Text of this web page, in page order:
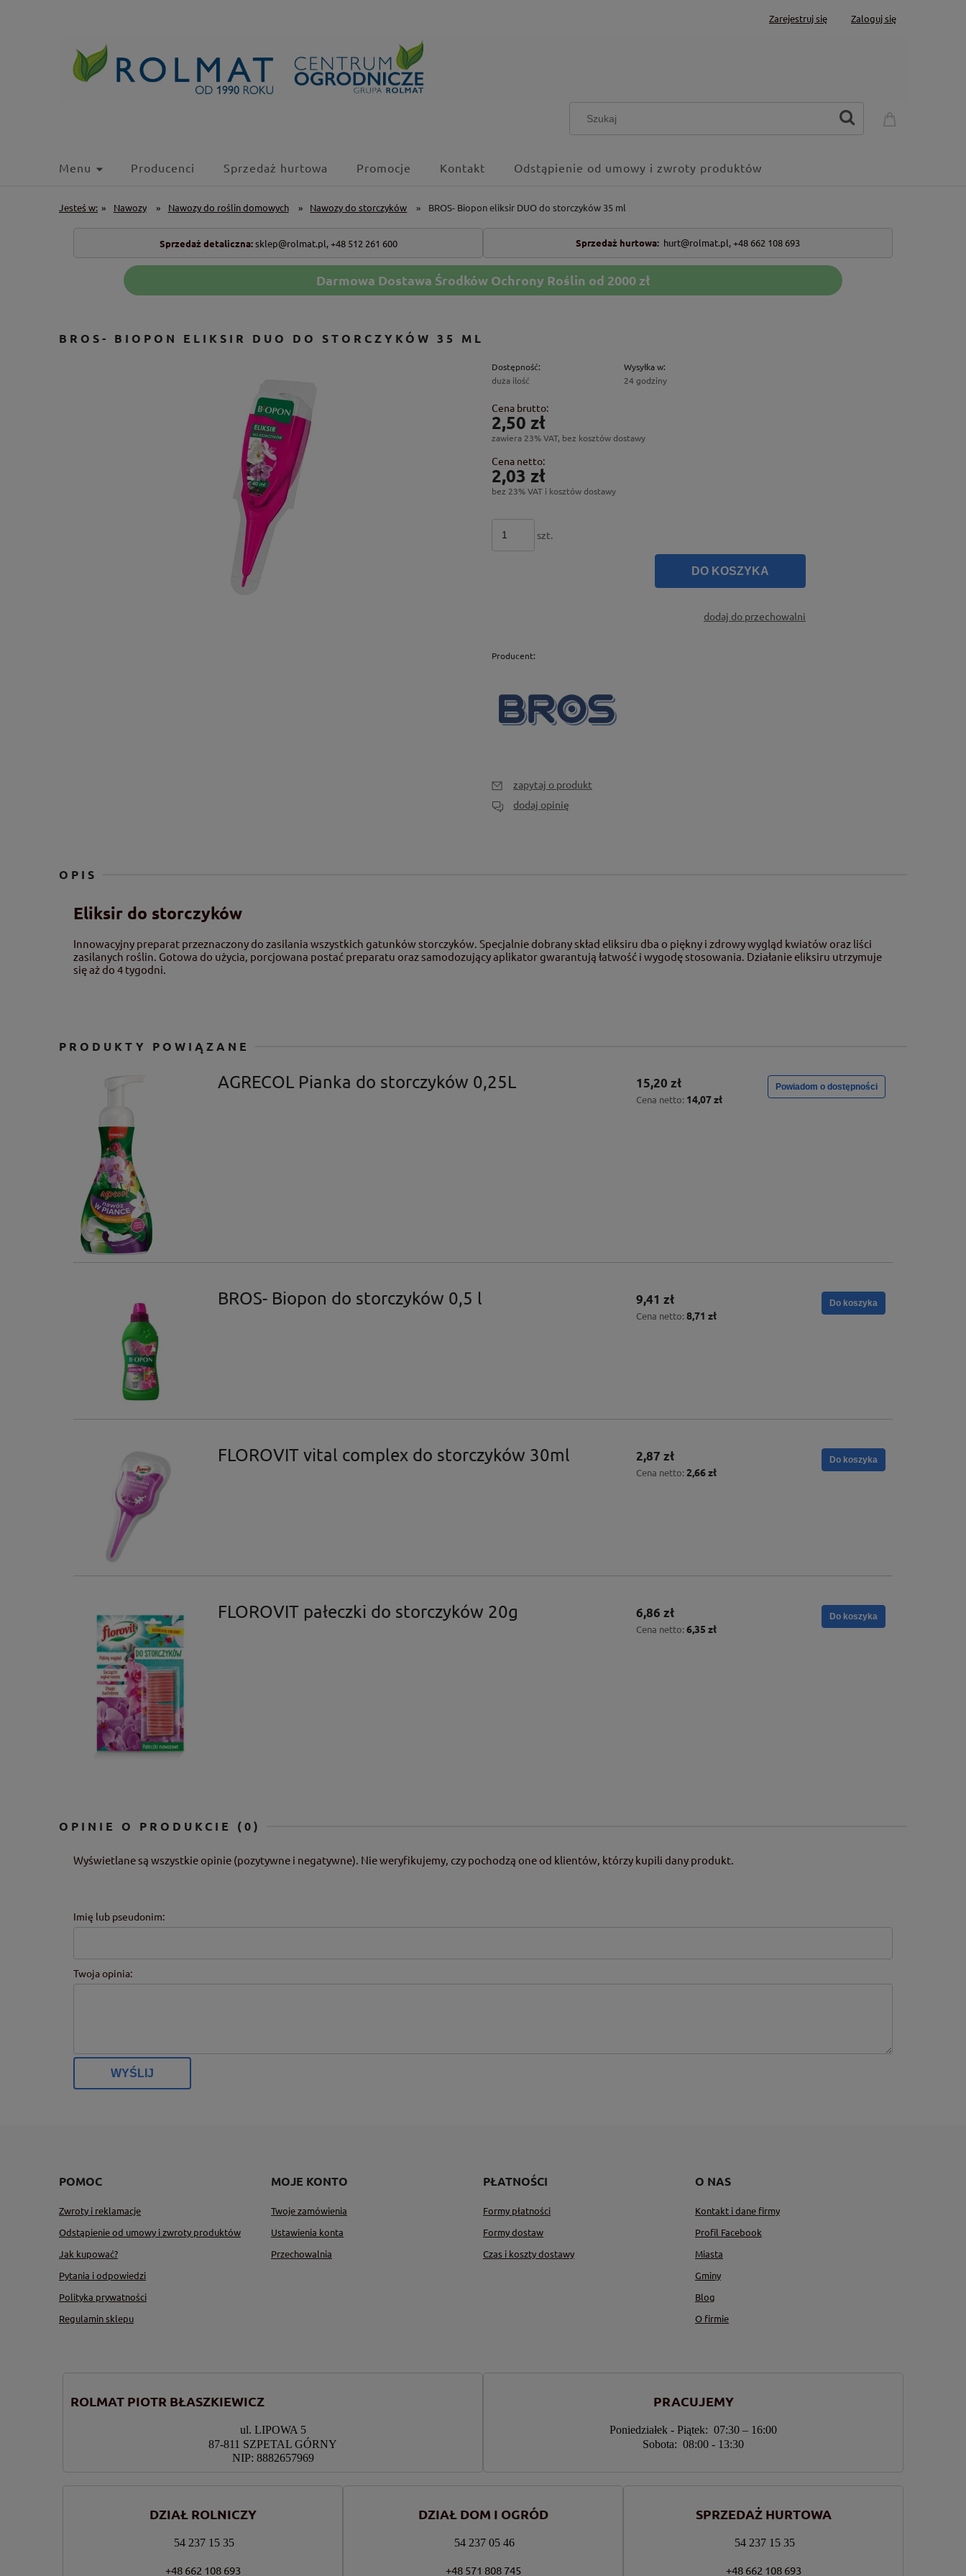
Zarejestruj się Zaloguj się
Menu Producenci Sprzedaż hurtowa Promocje Kontakt Odstąpienie od umowy i zwroty produktów
Jesteś w: » Nawozy » Nawozy do roślin domowych » Nawozy do storczyków » BROS- Biopon eliksir DUO do storczyków 35 ml
Sprzedaż detaliczna: sklep@rolmat.pl, +48 512 261 600 Sprzedaż hurtowa: hurt@rolmat.pl,+48 662 108 693
Darmowa Dostawa Środków Ochrony Roślin od 2000 zł
BROS- BIOPON ELIKSIR DUO DO STORCZYKÓW 35 ML
Dostępność:
duża ilość
Wysyłka w:
24 godziny
Cena brutto:
2,50 zł
zawiera 23% VAT, bez kosztów dostawy
Cena netto:
2,03 zł
bez 23% VAT i kosztów dostawy
szt.
DO KOSZYKA
dodaj do przechowalni
Producent:
zapytaj o produkt
dodaj opinię
OPIS
Eliksir do storczyków
Innowacyjny preparat przeznaczony do zasilania wszystkich gatunków storczyków. Specjalnie dobrany skład eliksiru dba o piękny i zdrowy wygląd kwiatów oraz liści
zasilanych roślin. Gotowa do użycia, porcjowana postać preparatu oraz samodozujący aplikator gwarantują łatwość i wygodę stosowania. Działanie eliksiru utrzymuje
się aż do 4 tygodni.
PRODUKTY POWIĄZANE
AGRECOL Pianka do storczyków 0,25L 15,20 zł
Cena netto: 14,07 zł
Powiadom o dostępności
BROS- Biopon do storczyków 0,5 l 9,41 zł
Cena netto: 8,71 zł
Do koszyka
FLOROVIT vital complex do storczyków 30ml 2,87 zł
Cena netto: 2,66 zł
Do koszyka
FLOROVIT pałeczki do storczyków 20g 6,86 zł
Cena netto: 6,35 zł
Do koszyka
OPINIE O PRODUKCIE (0)
Wyświetlane są wszystkie opinie (pozytywne i negatywne). Nie weryfikujemy, czy pochodzą one od klientów, którzy kupili dany produkt.
Imię lub pseudonim:
Twoja opinia:
WYŚLIJ
POMOC
Zwroty i reklamacje
Odstąpienie od umowy i zwroty produktów
Jak kupować?
Pytania i odpowiedzi
Polityka prywatności
Regulamin sklepu
MOJE KONTO
Twoje zamówienia
Ustawienia konta
Przechowalnia
PŁATNOŚCI
Formy płatności
Formy dostaw
Czas i koszty dostawy
O NAS
Kontakt i dane firmy
Profil Facebook
Miasta
Gminy
Blog
O firmie
ROLMAT PIOTR BŁASZKIEWICZ
ul. LIPOWA 5
87-811 SZPETAL GÓRNY
NIP: 8882657969
PRACUJEMY
Poniedziałek - Piątek: 07:30 – 16:00
Sobota: 08:00 - 13:30
DZIAŁ ROLNICZY
54 237 15 35
+48 662 108 693
DZIAŁ DOM I OGRÓD
54 237 05 46
+48 571 808 745
SPRZEDAŻ HURTOWA
54 237 15 35
+48 662 108 693